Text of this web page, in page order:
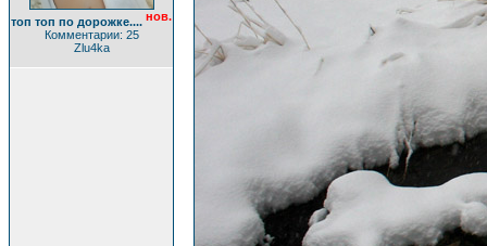
топ топ по дорожке.... нов.
Комментарии: 25
Zlu4ka